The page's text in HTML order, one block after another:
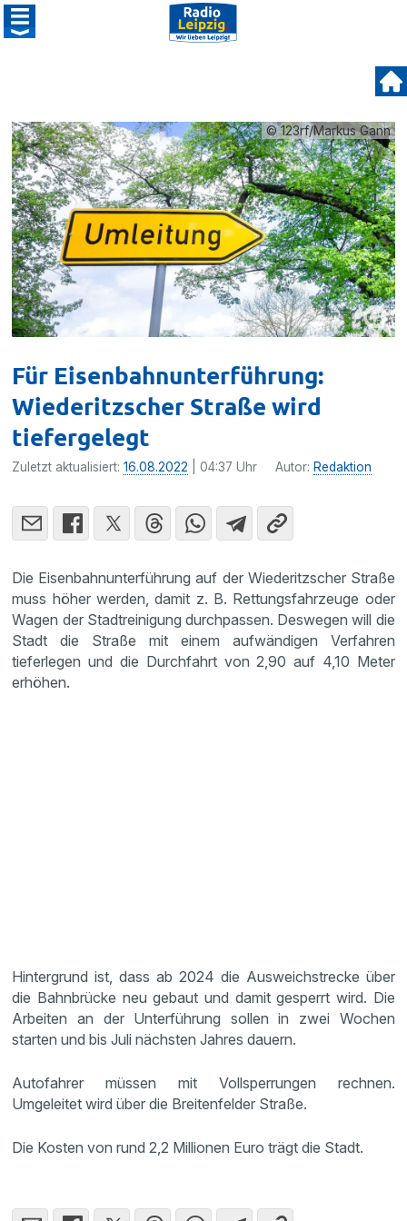
© 123rf/Markus Gann
Für Eisenbahnunterführung:
Wiederitzscher Straße wird
tiefergelegt
Zuletzt aktualisiert:16.08.2022 | 04:37 Uhr Autor: Redaktion
Die Eisenbahnunterführung auf der Wiederitzscher Straße
muss höher werden, damit z. B. Rettungsfahrzeuge oder
Wagen der Stadtreinigung durchpassen. Deswegen will die
Stadt die Straße mit einem aufwändigen Verfahren
tieferlegen und die Durchfahrt von 2,90 auf 4,10 Meter
erhöhen.
Hintergrund ist, dass ab 2024 die Ausweichstrecke über
die Bahnbrücke neu gebaut und damit gesperrt wird. Die
Arbeiten an der Unterführung sollen in zwei Wochen
starten und bis Juli nächsten Jahres dauern.
Autofahrer müssen mit Vollsperrungen rechnen.
Umgeleitet wird über die Breitenfelder Straße.
Die Kosten von rund 2,2 Millionen Euro trägt die Stadt.